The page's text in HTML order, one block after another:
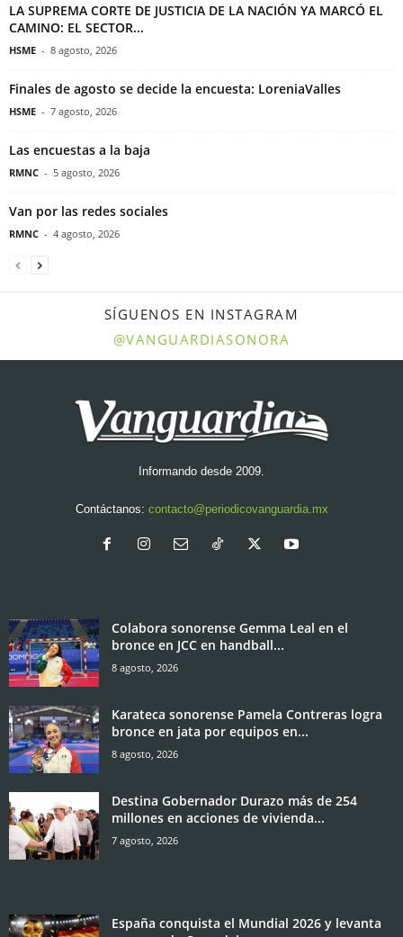
LA SUPREMA CORTE DE JUSTICIA DE LA NACIÓN YA MARCÓ EL
CAMINO: EL SECTOR...
HSME - 8 agosto, 2026
Finales de agosto se decide la encuesta: LoreniaValles
HSME - 7 agosto, 2026
Las encuestas a la baja
RMNC - 5 agosto, 2026
Van por las redes sociales
RMNC - 4 agosto, 2026
SÍGUENOS EN INSTAGRAM
@VANGUARDIASONORA
Informando desde 2009.
Contáctanos: contacto@periodicovanguardia.mx
Colabora sonorense Gemma Leal en el
bronce en JCC en handball...
8 agosto, 2026
Karateca sonorense Pamela Contreras logra
bronce en jata por equipos en...
8 agosto, 2026
Destina Gobernador Durazo más de 254
millones en acciones de vivienda...
7 agosto, 2026
España conquista el Mundial 2026 y levanta